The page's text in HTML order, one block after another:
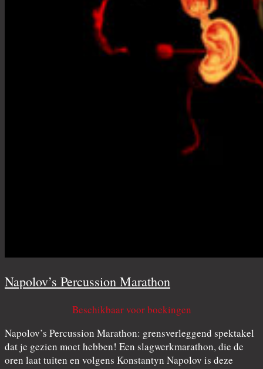
Napolov’s Percussion Marathon
Beschikbaar voor boekingen
Napolov’s Percussion Marathon: grensverleggend spektakel
dat je gezien moet hebben! Een slagwerkmarathon, die de
oren laat tuiten en volgens Konstantyn Napolov is deze